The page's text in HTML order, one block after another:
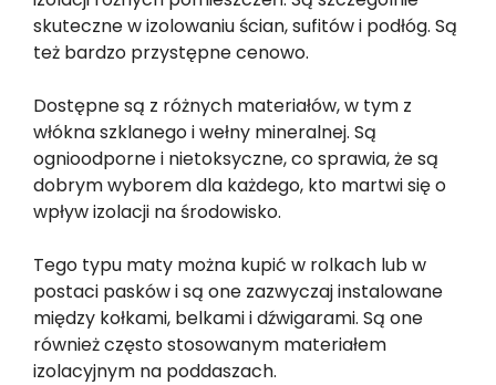
skuteczne w izolowaniu ścian, sufitów i podłóg. Są
też bardzo przystępne cenowo.
Dostępne są z różnych materiałów, w tym z
włókna szklanego i wełny mineralnej. Są
ognioodporne i nietoksyczne, co sprawia, że są
dobrym wyborem dla każdego, kto martwi się o
wpływ izolacji na środowisko.
Tego typu maty można kupić w rolkach lub w
postaci pasków i są one zazwyczaj instalowane
między kołkami, belkami i dźwigarami. Są one
również często stosowanym materiałem
izolacyjnym na poddaszach.